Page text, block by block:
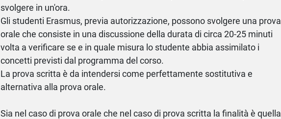
svolgere in un'ora.
Gli studenti Erasmus, previa autorizzazione, possono svolgere una prova
orale che consiste in una discussione della durata di circa 20-25 minuti
volta a verificare se e in quale misura lo studente abbia assimilato i
concetti previsti dal programma del corso.
La prova scritta è da intendersi come perfettamente sostitutiva e
alternativa alla prova orale.
Sia nel caso di prova orale che nel caso di prova scritta la finalità è quella